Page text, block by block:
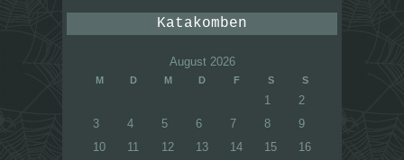
Katakomben
August 2026
M D M D F S S
1
2
3
4 5 6 7 8
9
10
11 12 13 14 15
16